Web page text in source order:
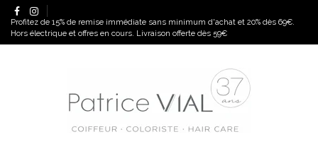
Profitez de 15% de remise immédiate sans minimum d'achat et 20% dès 69€.
Hors électrique et offres en cours. Livraison offerte dès 59€
Panneau de gestion des cookies